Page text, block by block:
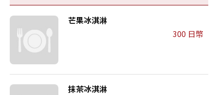
芒果冰淇淋
300 日幣
抹茶冰淇淋